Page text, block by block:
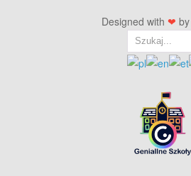
Designed with ❤ by